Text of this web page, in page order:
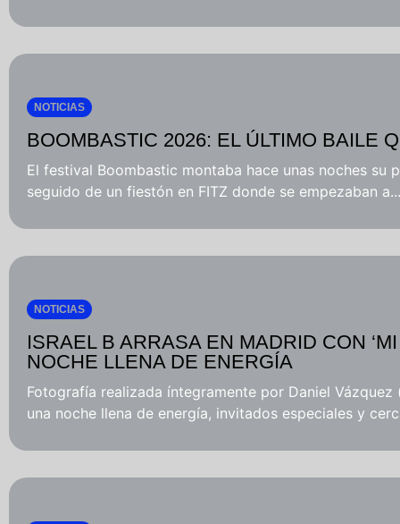
NOTICIAS
BOOMBASTIC 2026: EL ÚLTIMO BAILE
El festival Boombastic montaba hace unas noches su
seguido de un fiestón en FITZ donde se empezaban a...
NOTICIAS
ISRAEL B ARRASA EN MADRID CON
NOCHE LLENA DE ENERGÍA
Fotografía realizada íntegramente por Daniel
una noche llena de energía, invitados especiales y